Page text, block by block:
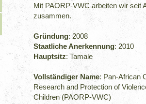
Mit PAORP-VWC arbeiten wir seit
zusammen.
Gründung: 2008
Staatliche Anerkennung: 2010
Hauptsitz: Tamale
Vollständiger Name: Pan-African
Research and Protection of
Children (PAORP-VWC)